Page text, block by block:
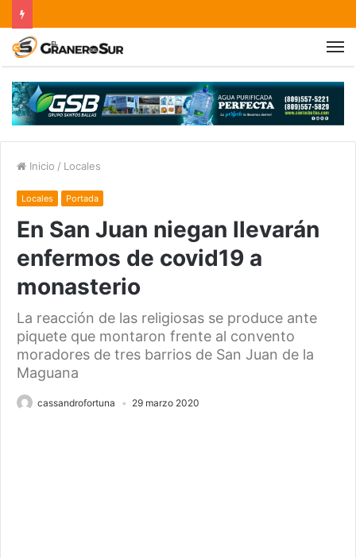
Inicio / Locales
Locales Portada
En San Juan niegan llevarán
enfermos de covid19 a
monasterio
La reacción de las religiosas se produce ante
piquete que montaron frente al convento
moradores de tres barrios de San Juan de la
Maguana
cassandrofortuna 29 marzo 2020